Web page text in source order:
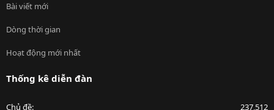
Bài viết mới
Dòng thời gian
Hoạt động mới nhất
Thống kê diễn đàn
Chủ đề 237,512